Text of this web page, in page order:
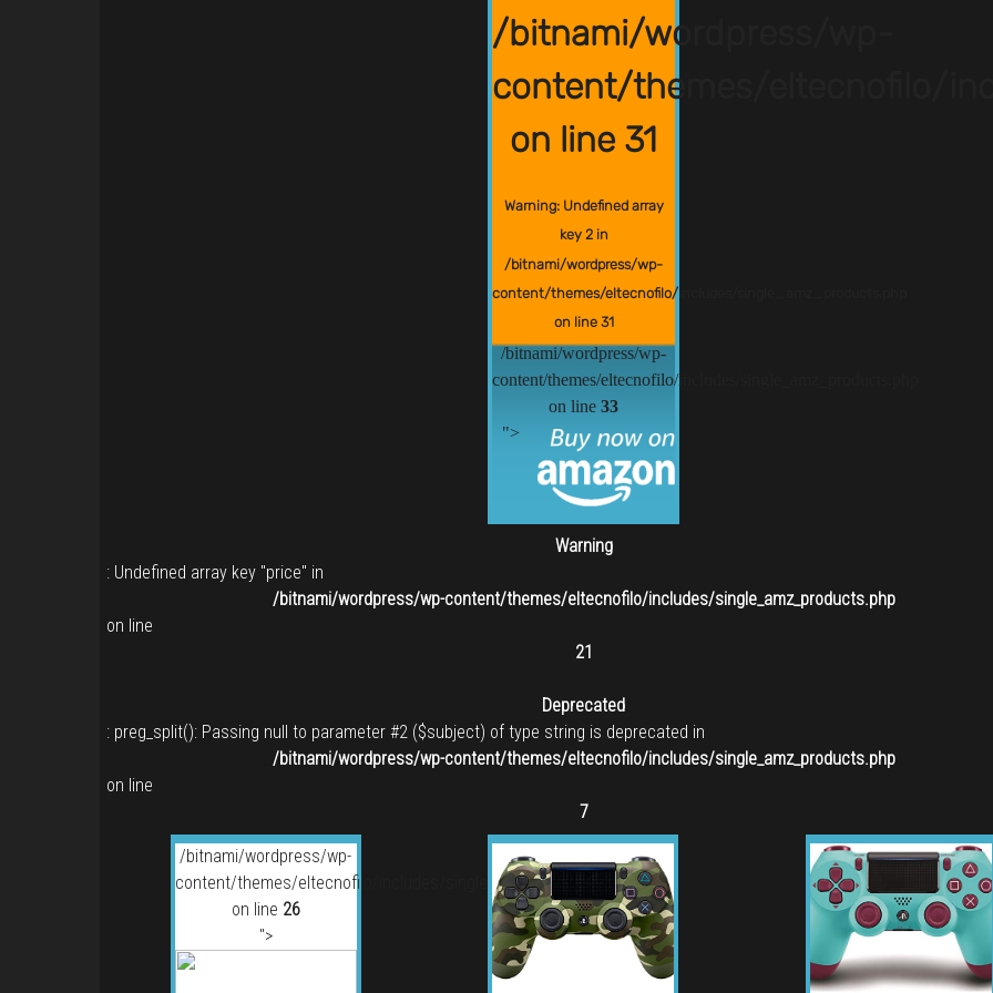
/bitnami/wordpress/wp-
content/themes/eltecnofilo/
on line 31
Warning: Undefined array
key 2 in
/bitnami/wordpress/wp-
content/themes/eltecnofilo/includes/single_amz_products.php
on line 31
/bitnami/wordpress/wp-
content/themes/eltecnofilo/includes/single_amz_products.php
on line 33
">
Warning
: Undefined array key "price" in
/bitnami/wordpress/wp-content/themes/eltecnofilo/includes/single_amz_products.php
on line
21
Deprecated
: preg_split(): Passing null to parameter #2 ($subject) of type string is deprecated in
/bitnami/wordpress/wp-content/themes/eltecnofilo/includes/single_amz_products.php
on line
7
/bitnami/wordpress/wp-
content/themes/eltecnofilo/includes/single_amz_products.php
on line 26
">